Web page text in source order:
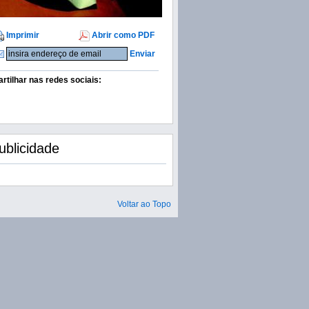
Imprimir
Abrir como PDF
Enviar
nas redes sociais:
Voltar ao Topo